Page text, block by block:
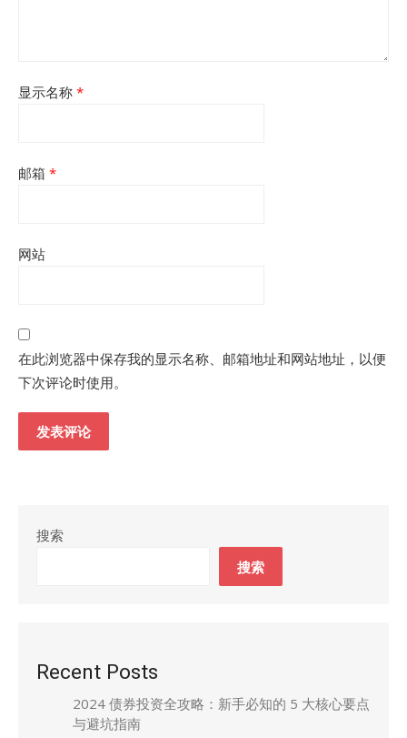
显示名称 *
邮箱 *
网站
在此浏览器中保存我的显示名称、邮箱地址和网站地址，以便
下次评论时使用。
搜索
搜索
Recent Posts
2024 债券投资全攻略：新手必知的 5 大核心要点
与避坑指南